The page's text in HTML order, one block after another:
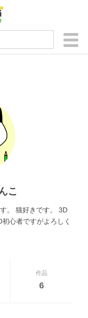
こ
。 猫好きです。 3D
心者ですがよろしく
作品
6